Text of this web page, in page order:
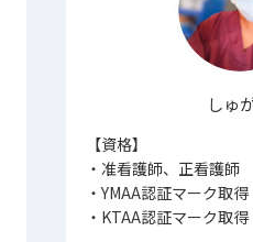
しゅ
【資格】
・准看護師、正看護師
・YMAA認証マーク取得
・KTAA認証マーク取得